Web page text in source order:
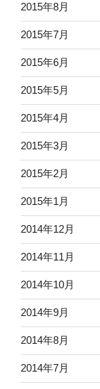
2015年8月
2015年7月
2015年6月
2015年5月
2015年4月
2015年3月
2015年2月
2015年1月
2014年12月
2014年11月
2014年10月
2014年9月
2014年8月
2014年7月